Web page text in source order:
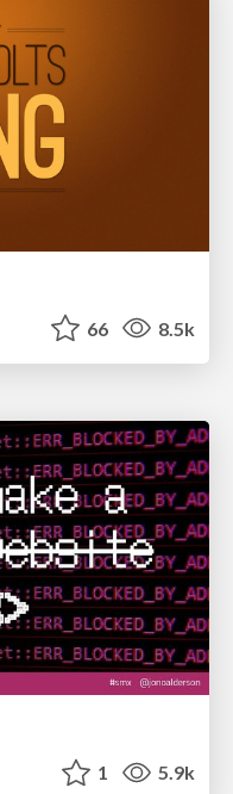
66 8.5k
1 5.9k